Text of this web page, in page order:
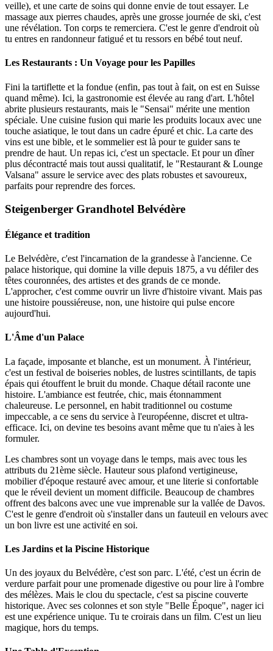
veille), et une carte de soins qui donne envie de tout essayer. Le
massage aux pierres chaudes, après une grosse journée de ski, c'est
une révélation. Ton corps te remerciera. C'est le genre d'endroit où
tu entres en randonneur fatigué et tu ressors en bébé tout neuf.
Les Restaurants : Un Voyage pour les Papilles
Fini la tartiflette et la fondue (enfin, pas tout à fait, on est en Suisse
quand même). Ici, la gastronomie est élevée au rang d'art. L'hôtel
abrite plusieurs restaurants, mais le "Sensai" mérite une mention
spéciale. Une cuisine fusion qui marie les produits locaux avec une
touche asiatique, le tout dans un cadre épuré et chic. La carte des
vins est une bible, et le sommelier est là pour te guider sans te
prendre de haut. Un repas ici, c'est un spectacle. Et pour un dîner
plus décontracté mais tout aussi qualitatif, le "Restaurant & Lounge
Valsana" assure le service avec des plats robustes et savoureux,
parfaits pour reprendre des forces.
Steigenberger Grandhotel Belvédère
Élégance et tradition
Le Belvédère, c'est l'incarnation de la grandesse à l'ancienne. Ce
palace historique, qui domine la ville depuis 1875, a vu défiler des
têtes couronnées, des artistes et des grands de ce monde.
L'approcher, c'est comme ouvrir un livre d'histoire vivant. Mais pas
une histoire poussiéreuse, non, une histoire qui pulse encore
aujourd'hui.
L'Âme d'un Palace
La façade, imposante et blanche, est un monument. À l'intérieur,
c'est un festival de boiseries nobles, de lustres scintillants, de tapis
épais qui étouffent le bruit du monde. Chaque détail raconte une
histoire. L'ambiance est feutrée, chic, mais étonnamment
chaleureuse. Le personnel, en habit traditionnel ou costume
impeccable, a ce sens du service à l'européenne, discret et ultra-
efficace. Ici, on devine tes besoins avant même que tu n'aies à les
formuler.
Les chambres sont un voyage dans le temps, mais avec tous les
attributs du 21ème siècle. Hauteur sous plafond vertigineuse,
mobilier d'époque restauré avec amour, et une literie si confortable
que le réveil devient un moment difficile. Beaucoup de chambres
offrent des balcons avec une vue imprenable sur la vallée de Davos.
C'est le genre d'endroit où s'installer dans un fauteuil en velours avec
un bon livre est une activité en soi.
Les Jardins et la Piscine Historique
Un des joyaux du Belvédère, c'est son parc. L'été, c'est un écrin de
verdure parfait pour une promenade digestive ou pour lire à l'ombre
des mélèzes. Mais le clou du spectacle, c'est sa piscine couverte
historique. Avec ses colonnes et son style "Belle Époque", nager ici
est une expérience unique. Tu te croirais dans un film. C'est un lieu
magique, hors du temps.